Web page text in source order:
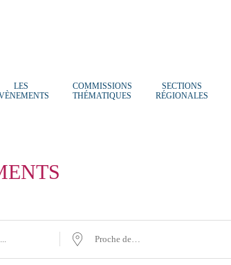
LES
COMMISSIONS
THÉMATIQUES
SECTIONS
RÉGIONALES
Proche